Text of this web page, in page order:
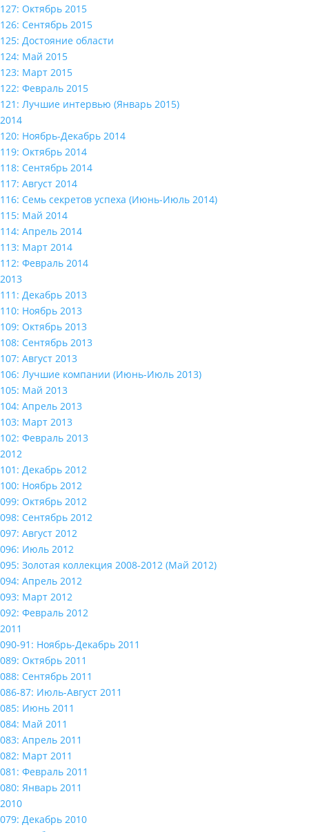
127: Октябрь 2015
126: Сентябрь 2015
125: Достояние области
124: Май 2015
123: Март 2015
122: Февраль 2015
121: Лучшие интервью (Январь 2015)
2014
120: Ноябрь-Декабрь 2014
119: Октябрь 2014
118: Сентябрь 2014
117: Август 2014
116: Семь секретов успеха (Июнь-Июль 2014)
115: Май 2014
114: Апрель 2014
113: Март 2014
112: Февраль 2014
2013
111: Декабрь 2013
110: Ноябрь 2013
109: Октябрь 2013
108: Сентябрь 2013
107: Август 2013
106: Лучшие компании (Июнь-Июль 2013)
105: Май 2013
104: Апрель 2013
103: Март 2013
102: Февраль 2013
2012
101: Декабрь 2012
100: Ноябрь 2012
099: Октябрь 2012
098: Сентябрь 2012
097: Август 2012
096: Июль 2012
095: Золотая коллекция 2008-2012 (Май 2012)
094: Апрель 2012
093: Март 2012
092: Февраль 2012
2011
090-91: Ноябрь-Декабрь 2011
089: Октябрь 2011
088: Сентябрь 2011
086-87: Июль-Август 2011
085: Июнь 2011
084: Май 2011
083: Апрель 2011
082: Март 2011
081: Февраль 2011
080: Январь 2011
2010
079: Декабрь 2010